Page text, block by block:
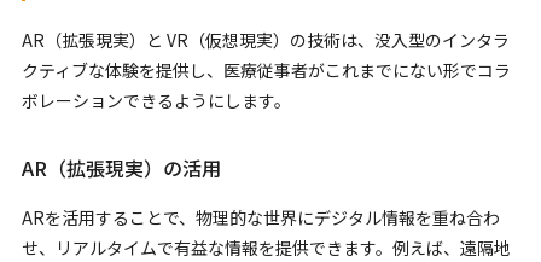
AR（拡張現実）と VR（仮想現実）の技術は、没入型のインタラ
クティブな体験を提供し、医療従事者がこれまでにない形でコラ
ボレーションできるようにします。
AR（拡張現実）の活用
ARを活用することで、物理的な世界にデジタル情報を重ね合わ
せ、リアルタイムで有益な情報を提供できます。例えば、遠隔地